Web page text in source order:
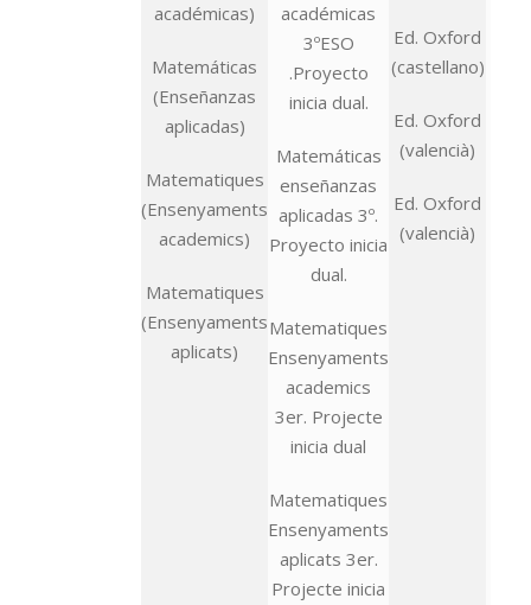
académicas)
Matemáticas
(Enseñanzas
aplicadas)
Matematiques
(Ensenyaments
academics)
Matematiques
(Ensenyaments
aplicats)
académicas
3ºESO
.Proyecto
inicia dual.
Matemáticas
enseñanzas
aplicadas 3º.
Proyecto inicia
dual.
Matematiques
Ensenyaments
academics
3er. Projecte
inicia dual
Matematiques
Ensenyaments
aplicats 3er.
Projecte inicia
Ed. Oxford
(castellano)
Ed. Oxford
(valencià)
Ed. Oxford
(valencià)